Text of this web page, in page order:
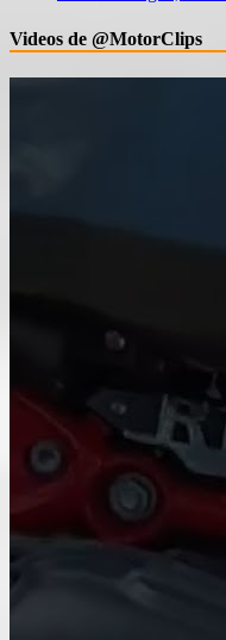
Videos de @MotorClips